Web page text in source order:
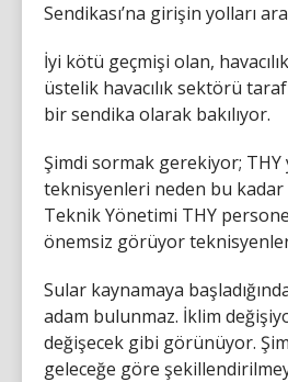
Sendikası’na girişin yolları
İyi kötü geçmişi olan,
üstelik havacılık sektörü
bir sendika olarak bakılıyor.
Şimdi sormak gerekiyor;
teknisyenleri neden bu kadar
Teknik Yönetimi THY
önemsiz görüyor
Sular kaynamaya
adam bulunmaz. İklim
değişecek gibi görünüyor.
geleceğe göre